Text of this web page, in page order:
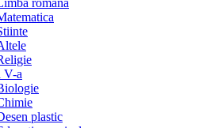
romana
V-a
plastic